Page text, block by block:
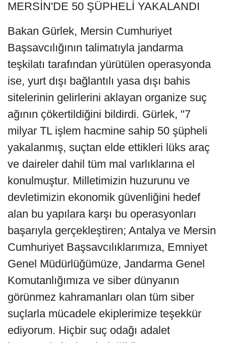
MERSİN'DE 50 ŞÜPHELİ YAKALANDI
Bakan Gürlek, Mersin Cumhuriyet
Başsavcılığının talimatıyla jandarma
teşkilatı tarafından yürütülen operasyonda
ise, yurt dışı bağlantılı yasa dışı bahis
sitelerinin gelirlerini aklayan organize suç
ağının çökertildiğini bildirdi. Gürlek, "7
milyar TL işlem hacmine sahip 50 şüpheli
yakalanmış, suçtan elde ettikleri lüks araç
ve daireler dahil tüm mal varlıklarına el
konulmuştur. Milletimizin huzurunu ve
devletimizin ekonomik güvenliğini hedef
alan bu yapılara karşı bu operasyonları
başarıyla gerçekleştiren; Antalya ve Mersin
Cumhuriyet Başsavcılıklarımıza, Emniyet
Genel Müdürlüğümüze, Jandarma Genel
Komutanlığımıza ve siber dünyanın
görünmez kahramanları olan tüm siber
suçlarla mücadele ekiplerimize teşekkür
ediyorum. Hiçbir suç odağı adalet